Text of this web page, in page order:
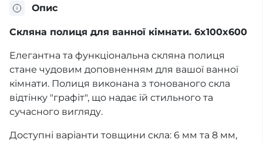
Опис
Скляна полиця для ванної кімнати. 6x100x600
Елегантна та функціональна скляна полиця
стане чудовим доповненням для вашої ванної
кімнати. Полиця виконана з тонованого скла
відтінку "графіт", що надає їй стильного та
сучасного вигляду.
Доступні варіанти товщини скла: 6 мм та 8 мм,